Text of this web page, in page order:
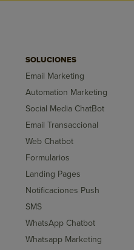
SOLUCIONES
Email Marketing
Automation Marketing
Social Media ChatBot
Email Transaccional
Web Chatbot
Formularios
Landing Pages
Notificaciones Push
SMS
WhatsApp Chatbot
Whatsapp Marketing